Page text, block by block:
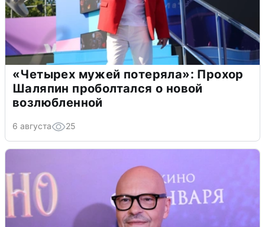
«Четырех мужей потеряла»: Прохор
Шаляпин проболтался о новой
возлюбленной
6 августа 25